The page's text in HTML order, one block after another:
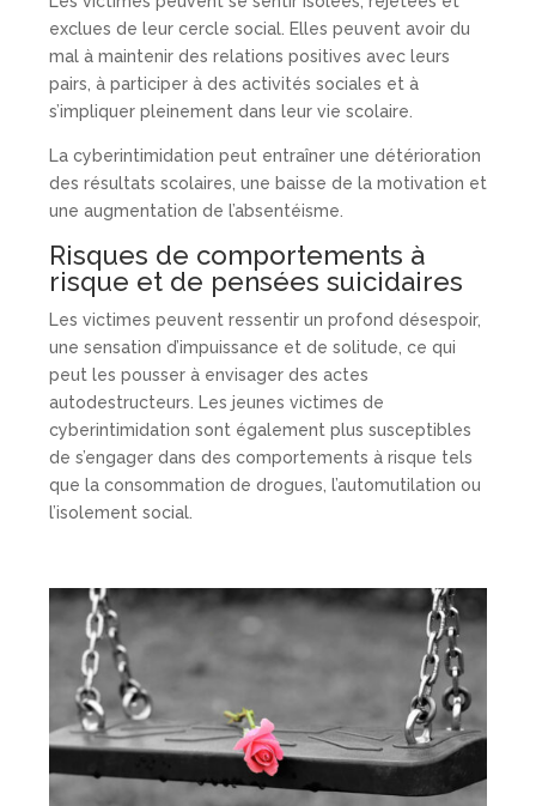
exclues de leur cercle social. Elles peuvent avoir du
mal à maintenir des relations positives avec leurs
pairs, à participer à des activités sociales et à
s’impliquer pleinement dans leur vie scolaire.
La cyberintimidation peut entraîner une détérioration
des résultats scolaires, une baisse de la motivation et
une augmentation de l’absentéisme.
Risques de comportements à
risque et de pensées suicidaires
Les victimes peuvent ressentir un profond désespoir,
une sensation d’impuissance et de solitude, ce qui
peut les pousser à envisager des actes
autodestructeurs. Les jeunes victimes de
cyberintimidation sont également plus susceptibles
de s’engager dans des comportements à risque tels
que la consommation de drogues, l’automutilation ou
l’isolement social.